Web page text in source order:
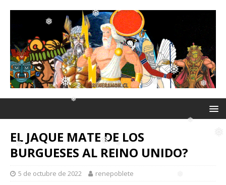
❅
❅
❅
❅
❅
❅
EL JAQUE MATE DE LOS
BURGUESES AL REINO UNIDO?
5 de octubre de 2022 renepoblete